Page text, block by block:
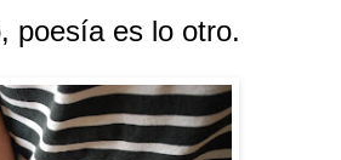
poesía es lo otro.